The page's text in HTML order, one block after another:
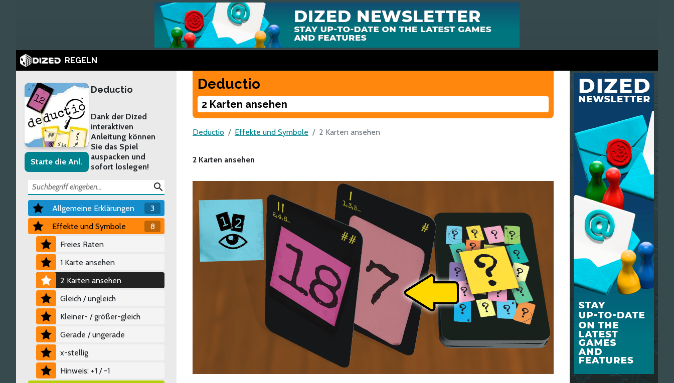
REGELN
Starte die Anl.
Deductio
Dank der Dized
interaktiven
Anleitung können
Sie das Spiel
auspacken und
sofort loslegen!
search
Allgemeine Erklärungen
3
Effekte und Symbole
8
Freies Raten
1 Karte ansehen
2 Karten ansehen
Gleich / ungleich
Kleiner- / größer-gleich
Gerade / ungerade
x-stellig
Hinweis: +1 / -1
Deductio
2 Karten ansehen
Deductio Effekte und Symbole 2 Karten ansehen
2 Karten ansehen